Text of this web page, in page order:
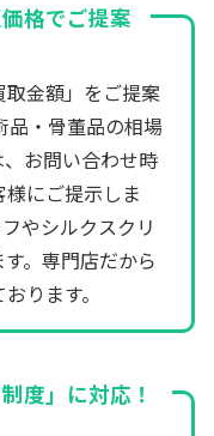
格でご提案
金額」をご提案
品・骨董品の相場
お問い合わせ時
にご提示しま
やシルクスクリ
。専門店だから
ります。
度」に対応！